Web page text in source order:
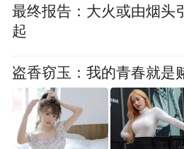
凤凰网湖北：熊佳艳 通
“特别声明：以上作品内容(包括
频)为凤凰网旗下自媒体平台
布，本平台仅提供信息存储空间
Notice: The content above
pictures and audios if any) is
最终报告：大火或由烟头引
起
盗香窃玉：我的青春就是